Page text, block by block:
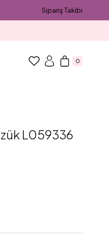
Sipariş Takibi
0
L059336